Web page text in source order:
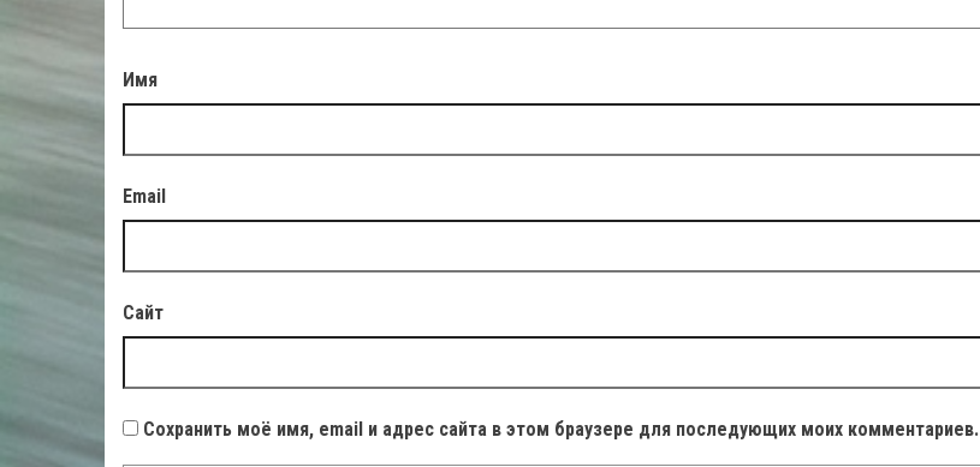
Имя
Email
Сайт
Сохранить моё имя, email и адрес сайта в этом браузере для последующих моих комментариев.